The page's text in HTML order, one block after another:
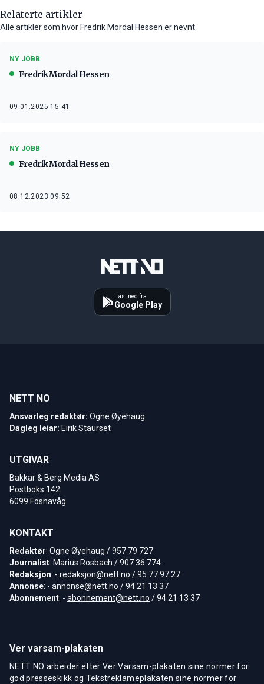
Relaterte artikler
Alle artikler som hvor Fredrik Mordal Hessen er nevnt
NY JOBB
Fredrik Mordal Hessen
09.01.2025 15:41
NY JOBB
Fredrik Mordal Hessen
08.12.2023 09:52
Last ned fra
Google Play
NETT NO
Ansvarleg redaktør: Ogne Øyehaug
Dagleg leiar: Eirik Staurset
UTGIVAR
Bakkar & Berg Media AS
Postboks 142
6099 Fosnavåg
KONTAKT
Redaktør: Ogne Øyehaug / 957 79 727
Journalist: Marius Rosbach / 907 36 774
Redaksjon: - redaksjon@nett.no / 95 77 97 27
Annonse: - annonse@nett.no / 94 21 13 37
Abonnement: - abonnement@nett.no / 94 21 13 37
Ver varsam-plakaten
NETT NO arbeider etter Ver Varsam-plakaten sine normer for
god presseskikk og Tekstreklameplakaten sine normer for